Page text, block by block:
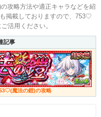
攻略方法や適正キャラなどを紹
掲載しておりますので、753♡
活用ください。
記事
魔法の鎧)の攻略